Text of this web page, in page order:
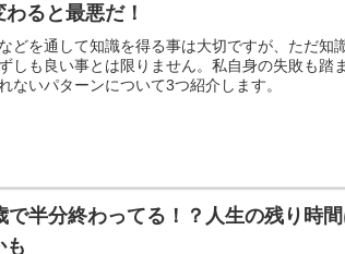
わると最悪だ！
どを通して知識を得る事は大切ですが、ただ知
しも良い事とは限りません。私自身の失敗も踏
ないパターンについて3つ紹介します。
で半分終わってる！？人生の残り時
も